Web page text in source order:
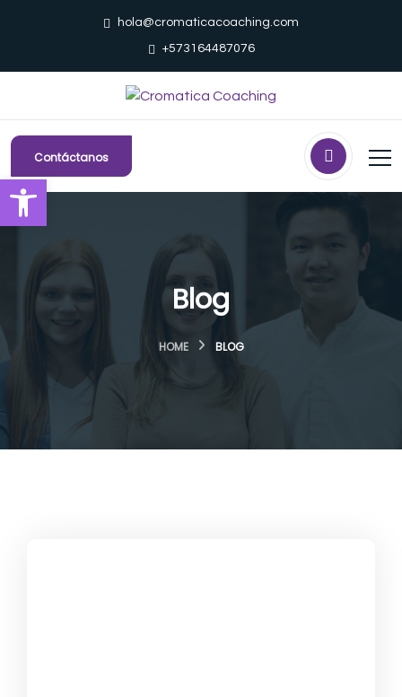
hola@cromaticacoaching.com
+573164487076
Contáctanos
Blog
HOME BLOG
Abrir barra de herramientas